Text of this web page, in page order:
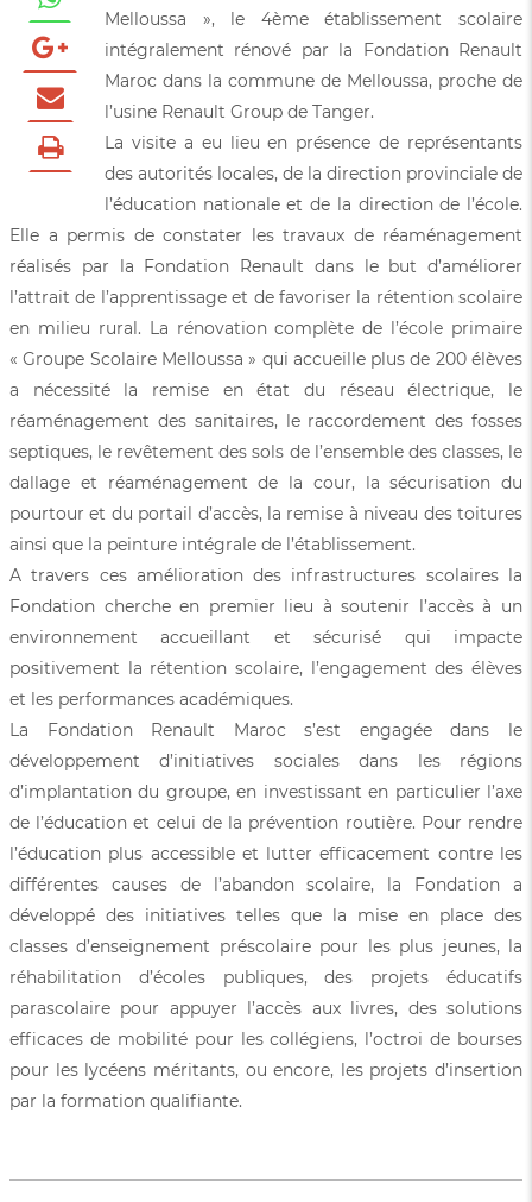
Melloussa », le 4ème établissement scolaire
intégralement rénové par la Fondation Renault
Maroc dans la commune de Melloussa, proche de
l’usine Renault Group de Tanger.
La visite a eu lieu en présence de représentants
des autorités locales, de la direction provinciale de
l’éducation nationale et de la direction de l’école.
Elle a permis de constater les travaux de réaménagement
réalisés par la Fondation Renault dans le but d’améliorer
l’attrait de l’apprentissage et de favoriser la rétention scolaire
en milieu rural. La rénovation complète de l’école primaire
« Groupe Scolaire Melloussa » qui accueille plus de 200 élèves
a nécessité la remise en état du réseau électrique, le
réaménagement des sanitaires, le raccordement des fosses
septiques, le revêtement des sols de l’ensemble des classes, le
dallage et réaménagement de la cour, la sécurisation du
pourtour et du portail d’accès, la remise à niveau des toitures
ainsi que la peinture intégrale de l’établissement.
A travers ces amélioration des infrastructures scolaires la
Fondation cherche en premier lieu à soutenir l’accès à un
environnement accueillant et sécurisé qui impacte
positivement la rétention scolaire, l’engagement des élèves
et les performances académiques.
La Fondation Renault Maroc s’est engagée dans le
développement d’initiatives sociales dans les régions
d’implantation du groupe, en investissant en particulier l’axe
de l’éducation et celui de la prévention routière. Pour rendre
l’éducation plus accessible et lutter efficacement contre les
différentes causes de l’abandon scolaire, la Fondation a
développé des initiatives telles que la mise en place des
classes d’enseignement préscolaire pour les plus jeunes, la
réhabilitation d’écoles publiques, des projets éducatifs
parascolaire pour appuyer l’accès aux livres, des solutions
efficaces de mobilité pour les collégiens, l’octroi de bourses
pour les lycéens méritants, ou encore, les projets d’insertion
par la formation qualifiante.